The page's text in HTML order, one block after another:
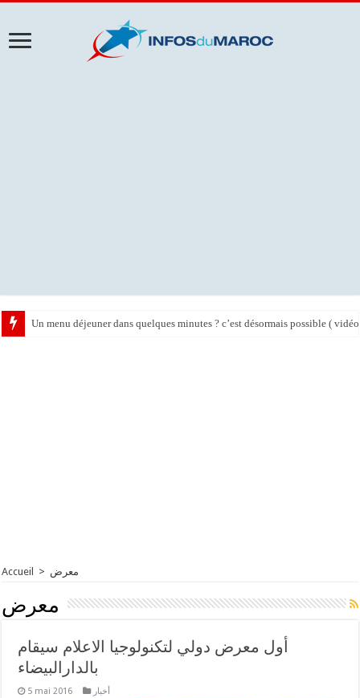
Un menu déjeuner dans quelques minutes ? c’est désormais possible (
Accueil > معرض
معرض
أول معرض دولي لتكنولوجيا الاعلام سيقام
بالدارالبيضاء
5 mai 2016 أخبار